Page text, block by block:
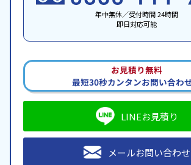
年中無休／受付時間 24時間
即日対応可能
お見積り無料
最短30秒カンタンお問い合わ
LINEお見積り
メールお問い合わせ